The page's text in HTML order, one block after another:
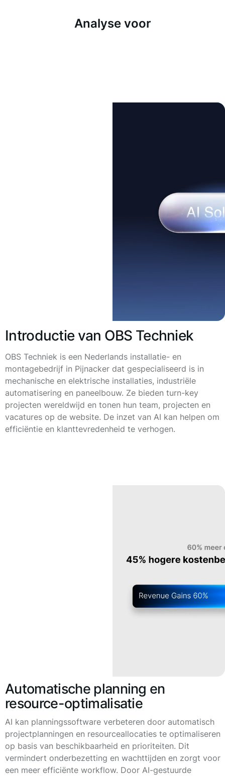
Analyse voor
Introductie van OBS Techniek
OBS Techniek is een Nederlands installatie- en
montagebedrijf in Pijnacker dat gespecialiseerd is in
mechanische en elektrische installaties, industriële
automatisering en paneelbouw. Ze bieden turn-key
projecten wereldwijd en tonen hun team, projecten en
vacatures op de website. De inzet van AI kan helpen om
efficiëntie en klanttevredenheid te verhogen.
Automatische planning en
resource-optimalisatie
AI kan planningssoftware verbeteren door automatisch
projectplanningen en resourceallocaties te optimaliseren
op basis van beschikbaarheid en prioriteiten. Dit
vermindert onderbezetting en wachttijden en zorgt voor
een meer efficiënte workflow. Door AI-gestuurde